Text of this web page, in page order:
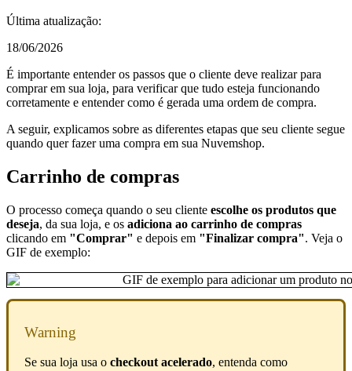
Última atualização:
18/06/2026
É importante entender os passos que o cliente deve realizar para
comprar em sua loja, para verificar que tudo esteja funcionando
corretamente e entender como é gerada uma ordem de compra.
A seguir, explicamos sobre as diferentes etapas que seu cliente segue
quando quer fazer uma compra em sua Nuvemshop.
Carrinho de compras
O processo começa quando o seu cliente escolhe os produtos que
deseja, da sua loja, e os adiciona ao carrinho de compras
clicando em "Comprar" e depois em "Finalizar compra". Veja o
GIF de exemplo:
Warning
Se sua loja usa o checkout acelerado, entenda como